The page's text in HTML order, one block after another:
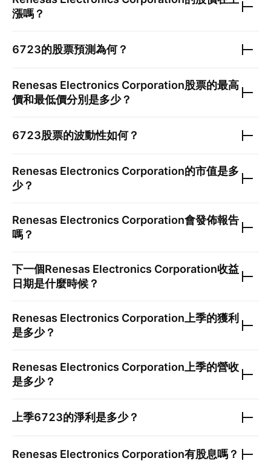
漲嗎？
6723的股票預測為何？
Renesas Electronics Corporation股票的最高
價和最低價分別是多少？
6723股票的波動性如何？
Renesas Electronics Corporation的市值是多
少？
Renesas Electronics Corporation會發佈報告
嗎？
下一個Renesas Electronics Corporation收益
日期是什麼時候？
Renesas Electronics Corporation 上季的獲利
是多少？
Renesas Electronics Corporation 上季的營收
是多少？
上季6723的淨利是多少？
Renesas Electronics Corporation有股息嗎？